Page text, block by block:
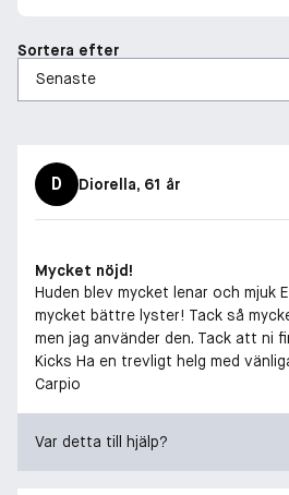
Sortera efter
D Diorella, 61 år
Mycket nöjd!
Huden blev mycket lenar och mjuk
mycket bättre lyster! Tack så
men jag använder den. Tack att ni
Kicks Ha en trevligt helg med
Carpio
Var detta till hjälp?